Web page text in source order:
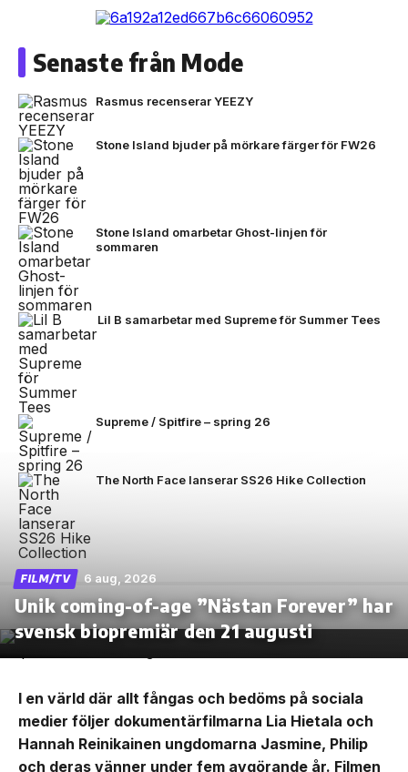
Senaste från Mode
Rasmus recenserar YEEZY
Stone Island bjuder på mörkare färger för FW26
Stone Island omarbetar Ghost-linjen för
sommaren
Lil B samarbetar med Supreme för Summer Tees
Supreme / Spitfire – spring 26
The North Face lanserar SS26 Hike Collection
FILM/TV 6 aug, 2026
Unik coming-of-age ”Nästan Forever” har
svensk biopremiär den 21 augusti
I en värld där allt fångas och bedöms på sociala
medier följer dokumentärfilmarna Lia Hietala och
Hannah Reinikainen ungdomarna Jasmine, Philip
och deras vänner under fem avgörande år. Filmen